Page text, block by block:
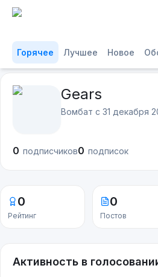
Горячее Лучшее Новое
Gears
Вомбат с 31 декабря
0 подписчиков0 подписок
0
Рейтинг
0
Постов
Активность в